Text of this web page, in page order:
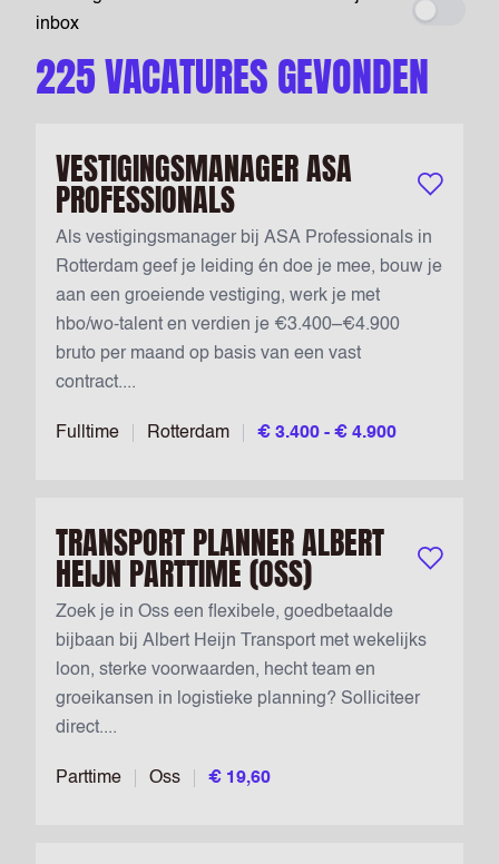
inbox
225 VACATURES GEVONDEN
VESTIGINGSMANAGER ASA
PROFESSIONALS Bewaar
Fulltime Rotterdam € 3.400 - € 4.900
Als vestigingsmanager bij ASA Professionals in
Rotterdam geef je leiding én doe je mee, bouw je
aan een groeiende vestiging, werk je met
hbo/wo-talent en verdien je €3.400–€4.900
bruto per maand op basis van een vast
contract....
TRANSPORT PLANNER ALBERT
HEIJN PARTTIME (OSS) Bewaar
Parttime Oss € 19,60
Zoek je in Oss een flexibele, goedbetaalde
bijbaan bij Albert Heijn Transport met wekelijks
loon, sterke voorwaarden, hecht team en
groeikansen in logistieke planning? Solliciteer
direct....